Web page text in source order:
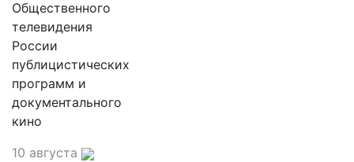
Общественного
телевидения
России
публицистических
программ и
документального
кино
10 августа